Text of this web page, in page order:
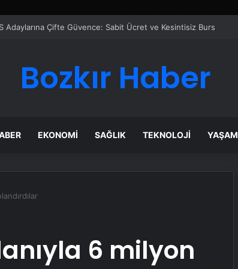
Bozkır Haber
EKONOMI SAĞLIK TEKNOLOJI YAŞAM
6 milyon